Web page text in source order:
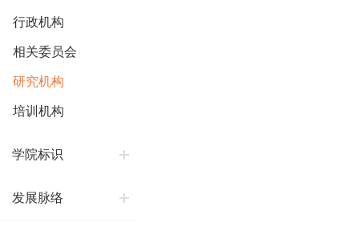
行政机构
相关委员会
研究机构
培训机构
学院标识
发展脉络